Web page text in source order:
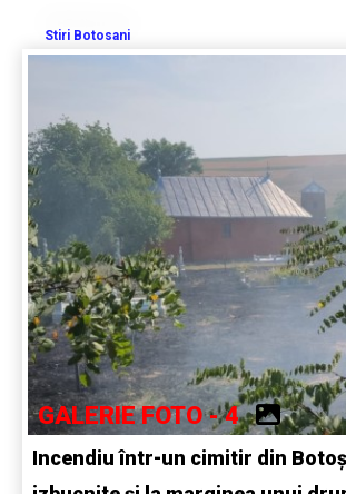
Stiri Botosani
GALERIE FOTO - 4
Incendiu într-un cimitir din